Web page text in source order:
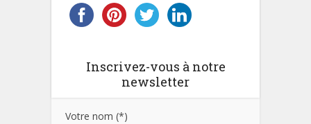
Inscrivez-vous à notre
newsletter
Votre nom (*)